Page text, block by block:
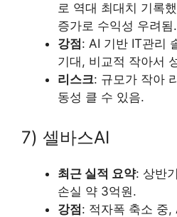
로 역대 최대치 기록
증가로 수익성 우려됨.
강점 : AI 기반 IT관리
기대, 비교적 작아서
리스크: 규모가 작아
동성 클 수 있음.
7) 셀바스AI
최근 실적 요약: 상반
손실 약 3억원.
강점: 적자폭 축소 중,